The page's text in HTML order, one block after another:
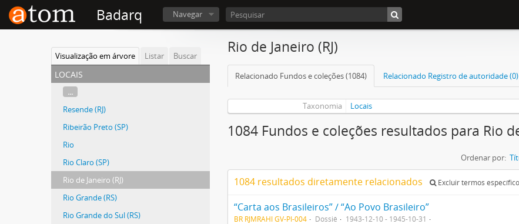
Badarq Navegar
Visualização em árvore Listar Buscar
locais
...
Resende (RJ)
Ribeirão Preto (SP)
Rio
Rio Claro (SP)
Rio de Janeiro (RJ)
Rio Grande (RS)
Rio Grande do Sul (RS)
Rio de Janeiro (RJ)
Relacionado Fundos e coleções (1084) Relacionado Registro de autoridade (0)
Taxonomia Locais
1084 Fundos e coleções resultados para Rio
Ordenar por:
1084 resultados diretamente relacionados Excluir termos
“Carta aos Brasileiros” / “Ao Povo Brasileiro”
BR RJMRAHI GV-PI-004 Dossiê
1943-12-10 - 1945-10-31